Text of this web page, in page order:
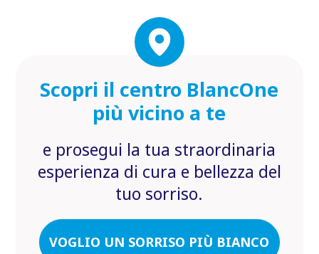
Scopri il centro BlancOne
più vicino a te
e prosegui la tua straordinaria
esperienza di cura e bellezza del
tuo sorriso.
VOGLIO UN SORRISO PIÙ BIANCO